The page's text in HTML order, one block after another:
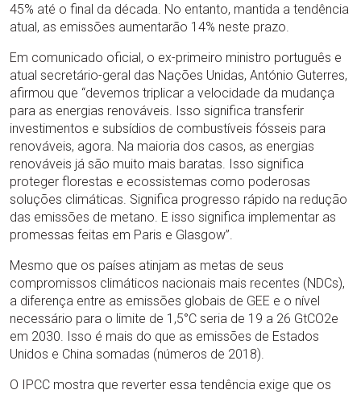
45% até o final da década. No entanto, mantida a tendência
atual, as emissões aumentarão 14% neste prazo.
Em comunicado oficial, o ex-primeiro ministro português e
atual secretário-geral das Nações Unidas, António Guterres,
afirmou que “devemos triplicar a velocidade da mudança
para as energias renováveis. Isso significa transferir
investimentos e subsídios de combustíveis fósseis para
renováveis, agora. Na maioria dos casos, as energias
renováveis já são muito mais baratas. Isso significa
proteger florestas e ecossistemas como poderosas
soluções climáticas. Significa progresso rápido na redução
das emissões de metano. E isso significa implementar as
promessas feitas em Paris e Glasgow”.
Mesmo que os países atinjam as metas de seus
compromissos climáticos nacionais mais recentes (NDCs),
a diferença entre as emissões globais de GEE e o nível
necessário para o limite de 1,5°C seria de 19 a 26 GtCO2e
em 2030. Isso é mais do que as emissões de Estados
Unidos e China somadas (números de 2018).
O IPCC mostra que reverter essa tendência exige que os